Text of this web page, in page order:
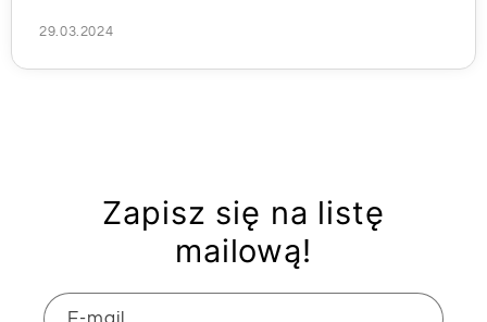
29.03.2024
Zapisz się na listę
mailową!